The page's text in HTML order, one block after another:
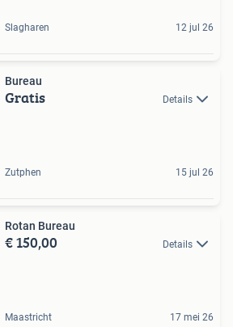
Slagharen 12 jul 26
Bureau
Gratis Details
Zutphen 15 jul 26
Rotan Bureau
€ 150,00 Details
Maastricht 17 mei 26